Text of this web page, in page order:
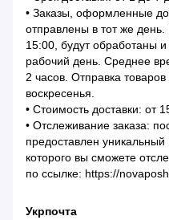
• Заказы, оформленные
отправлены в тот же
15:00, будут обработаны
рабочий день. Среднее
2 часов. Отправка
воскресенья.
• Стоимость доставки: от
• Отслеживание заказа:
предоставлен
которого вы сможете
по ссылке: https://
Укрпочта